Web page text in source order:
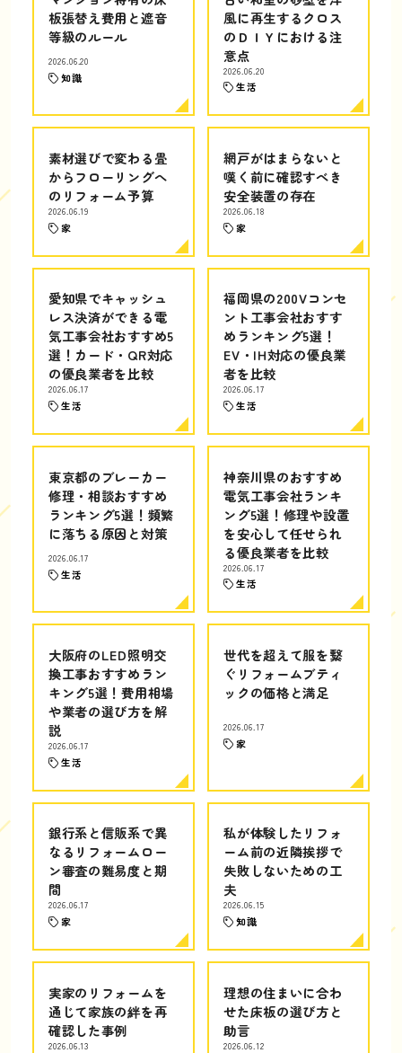
板張替え費用と遮音
等級のルール
2026.06.20
知識
風に再生するクロス
のＤＩＹにおける注
意点
2026.06.20
生活
素材選びで変わる畳
からフローリングへ
のリフォーム予算
2026.06.19
家
網戸がはまらないと
嘆く前に確認すべき
安全装置の存在
2026.06.18
家
愛知県でキャッシュ
レス決済ができる電
気工事会社おすすめ5
選！カード・QR対応
の優良業者を比較
2026.06.17
生活
福岡県の200Vコンセ
ント工事会社おすす
めランキング5選！
EV・IH対応の優良業
者を比較
2026.06.17
生活
東京都のブレーカー
修理・相談おすすめ
ランキング5選！頻繁
に落ちる原因と対策
2026.06.17
生活
神奈川県のおすすめ
電気工事会社ランキ
ング5選！修理や設置
を安心して任せられ
る優良業者を比較
2026.06.17
生活
大阪府のLED照明交
換工事おすすめラン
キング5選！費用相場
や業者の選び方を解
説
2026.06.17
生活
世代を超えて服を繋
ぐリフォームブティ
ックの価格と満足
2026.06.17
家
銀行系と信販系で異
なるリフォームロー
ン審査の難易度と期
間
2026.06.17
家
私が体験したリフォ
ーム前の近隣挨拶で
失敗しないための工
夫
2026.06.15
知識
実家のリフォームを
通じて家族の絆を再
確認した事例
2026.06.13
理想の住まいに合わ
せた床板の選び方と
助言
2026.06.12